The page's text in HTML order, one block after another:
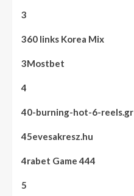
3
360 links Korea Mix
3Mostbet
4
40-burning-hot-6-reels.gr
45evesakresz.hu
4rabet Game 444
5